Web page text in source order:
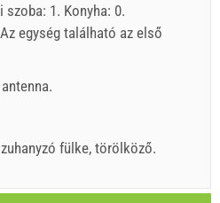
a visszaigazolásra.
1. Konyha: 0.
egység található az első
.
zuhanyzó fülke, törölköző.